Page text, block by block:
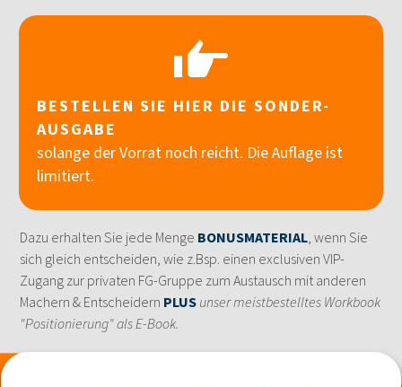
BESTELLEN SIE HIER DIE SONDER-
AUSGABE
solange der Vorrat noch reicht. Die Auflage ist
limitiert.
Dazu erhalten Sie jede Menge BONUSMATERIAL , wenn Sie
sich gleich entscheiden, wie z.Bsp. einen exclusiven VIP-
Zugang zur privaten FG-Gruppe zum Austausch mit anderen
Machern & Entscheidern PLUS unser meistbestelltes Workbook
"Positionierung" als E-Book.